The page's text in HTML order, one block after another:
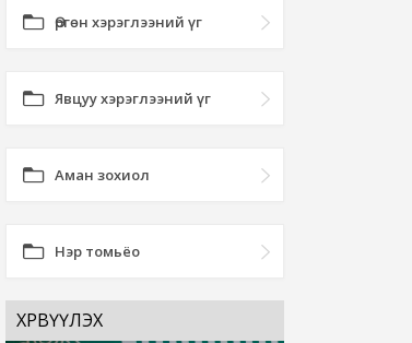
Өргөн хэрэглээний үг
Явцуу хэрэглээний үг
Аман зохиол
Нэр томьёо
ХӨРВҮҮЛЭХ